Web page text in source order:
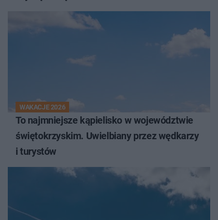
WAKACJE 2026
To najmniejsze kąpielisko w województwie
świętokrzyskim. Uwielbiany przez wędkarzy
i turystów